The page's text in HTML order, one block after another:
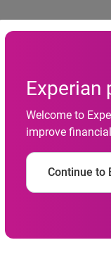
Experian
Welcome to
improve
Continue to
?